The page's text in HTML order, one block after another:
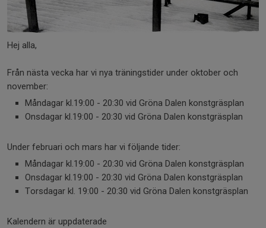
Hej alla,
Från nästa vecka har vi nya träningstider under oktober och
november:
Måndagar kl.19:00 - 20:30 vid Gröna Dalen konstgräsplan
Onsdagar kl.19:00 - 20:30 vid Gröna Dalen konstgräsplan
Under februari och mars har vi följande tider:
Måndagar kl.19:00 - 20:30 vid Gröna Dalen konstgräsplan
Onsdagar kl.19:00 - 20:30 vid Gröna Dalen konstgräsplan
Torsdagar kl. 19:00 - 20:30 vid Gröna Dalen konstgräsplan
Kalendern är uppdaterade